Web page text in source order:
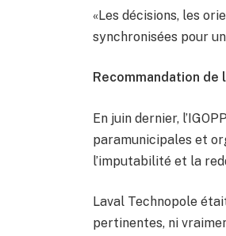
«Les décisions, les
synchronisées pour
Recommandation de
En juin dernier,
paramunicipales et
l’imputabilité et la
Laval Technopole
pertinentes, ni